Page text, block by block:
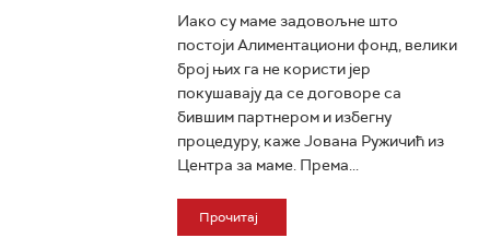
Иако су маме задовољне што
постоји Алиментациони фонд, велики
број њих га не користи јер
покушавају да се договоре са
бившим партнером и избегну
процедуру, каже Јована Ружичић из
Центра за маме. Према...
Прочитај